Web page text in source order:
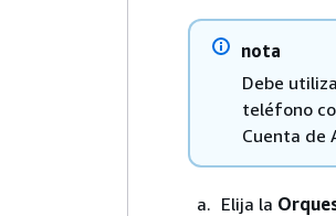
nota
Debe
teléfono
Cuenta de
Elija la